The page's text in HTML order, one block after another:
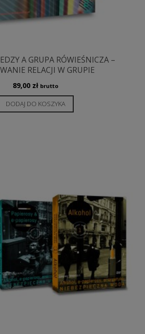
A GRUPA RÓWIEŚNICZA –
RELACJI W GRUPIE
89,00 zł brutto
DODAJ DO KOSZYKA